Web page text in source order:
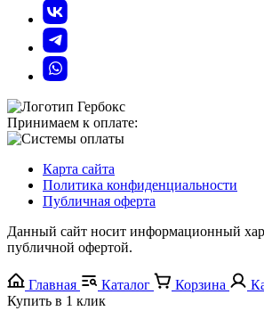
Принимаем к оплате:
Карта сайта
Политика конфиденциальности
Публичная оферта
Данный сайт носит информационный
публичной офертой.
Главная Каталог Корзина
Купить в 1 клик